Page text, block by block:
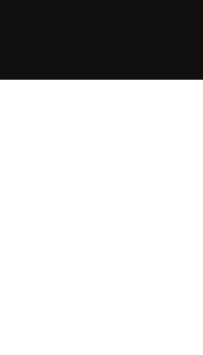
springen